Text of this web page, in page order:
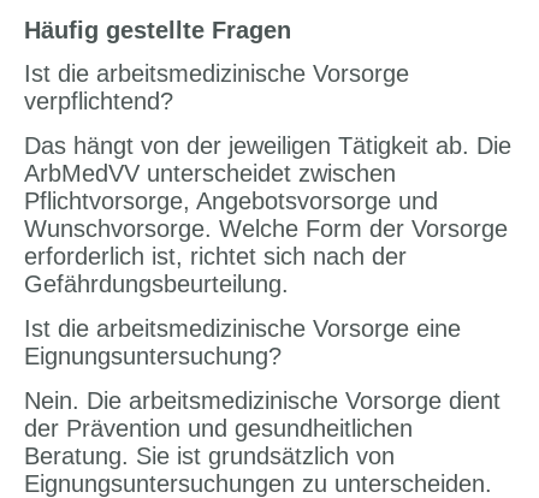
Häufig gestellte Fragen
Ist die arbeitsmedizinische Vorsorge
verpflichtend?
Das hängt von der jeweiligen Tätigkeit ab. Die
ArbMedVV unterscheidet zwischen
Pflichtvorsorge, Angebotsvorsorge und
Wunschvorsorge. Welche Form der Vorsorge
erforderlich ist, richtet sich nach der
Gefährdungsbeurteilung.
Ist die arbeitsmedizinische Vorsorge eine
Eignungsuntersuchung?
Nein. Die arbeitsmedizinische Vorsorge dient
der Prävention und gesundheitlichen
Beratung. Sie ist grundsätzlich von
Eignungsuntersuchungen zu unterscheiden.